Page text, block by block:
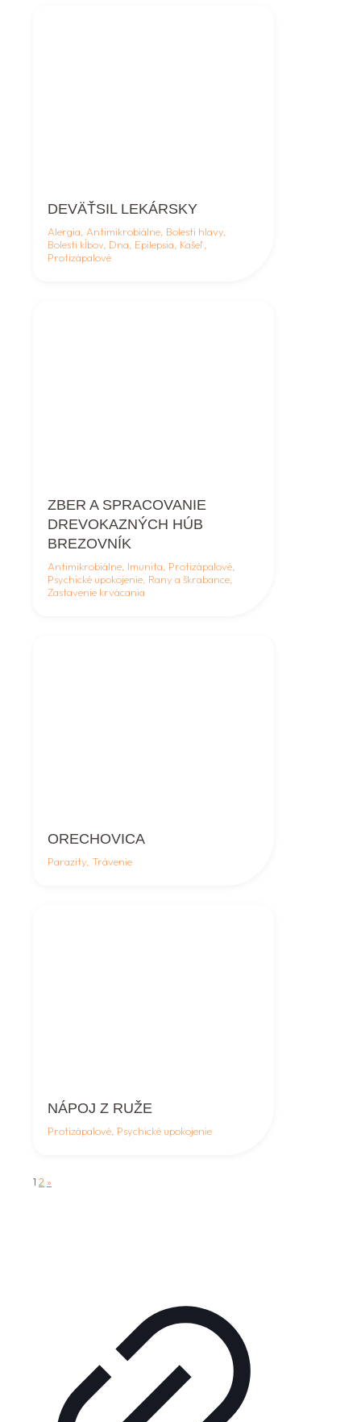
DEVÄŤSIL LEKÁRSKY
Alergia, Antimikrobiálne, Bolesti hlavy,
Bolesti kĺbov, Dna, Epilepsia, Kašeľ,
Protizápalové
ZBER A SPRACOVANIE
DREVOKAZNÝCH HÚB
BREZOVNÍK
Antimikrobiálne, Imunita, Protizápalové,
Psychické upokojenie, Rany a škrabance,
Zastavenie krvácania
ORECHOVICA
Parazity, Trávenie
NÁPOJ Z RUŽE
Protizápalové, Psychické upokojenie
1 2 »